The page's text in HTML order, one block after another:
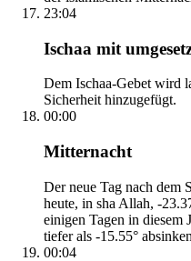
23:04
Ischaa mit
Dem Ischaa-Gebet wird
Sicherheit hinzugefügt.
00:00
Mitternacht
Der neue Tag nach dem
heute, in sha Allah, -
einigen Tagen in diesem
tiefer als -15.55°
00:04